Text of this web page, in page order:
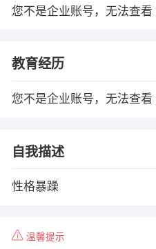
您不是企业账号，无法查看
教育经历
您不是企业账号，无法查看
自我描述
性格暴躁
温馨提示